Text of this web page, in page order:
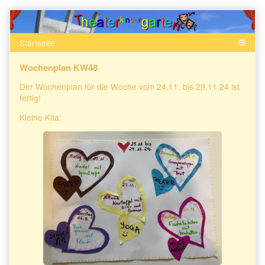
Skip
to
content
Wochenplan KW48
Der Wochenplan für die Woche vom 24.11. bis 29.11.24 ist
fertig!
Kleine Kita: